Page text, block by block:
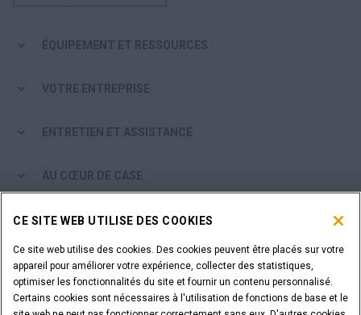
ÉQUIPEMENT ET RESSOURCES
VOTRE ENTREPRISE
ENTRETIEN ET ASSISTANCE
AU CŒUR DE CASE
PARCOURIR LES PRODUITS CASE
ÊTES-VOUS CONCESSIONNAIRE?
SE CONNECTER
CE SITE WEB UTILISE DES COOKIES
Ce site web utilise des cookies. Des cookies peuvent être placés sur votre
appareil pour améliorer votre expérience, collecter des statistiques,
optimiser les fonctionnalités du site et fournir un contenu personnalisé.
Certains cookies sont nécessaires à l'utilisation de fonctions de base et le